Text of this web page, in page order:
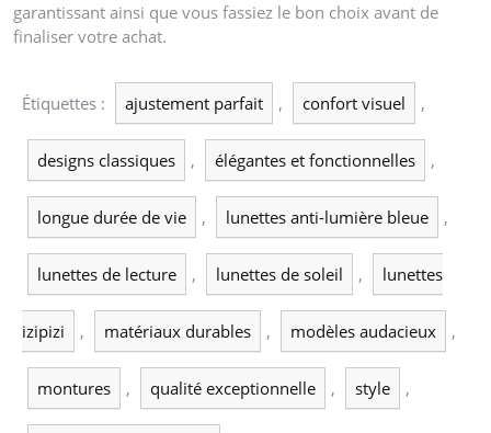
garantissant ainsi que vous fassiez le bon choix avant de
finaliser votre achat.
Étiquettes : ajustement parfait , confort visuel ,
designs classiques , élégantes et fonctionnelles ,
longue durée de vie , lunettes anti-lumière bleue ,
lunettes de lecture , lunettes de soleil , lunettes
izipizi , matériaux durables , modèles audacieux ,
montures , qualité exceptionnelle , style ,